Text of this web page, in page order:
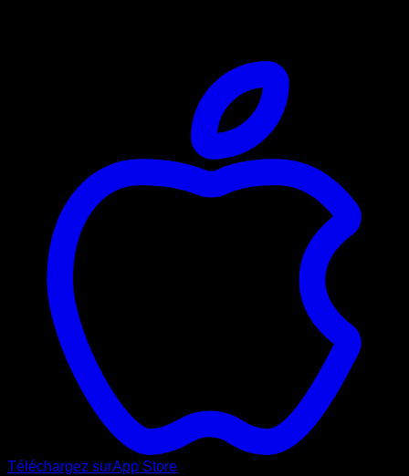
Téléchargez surApp Store